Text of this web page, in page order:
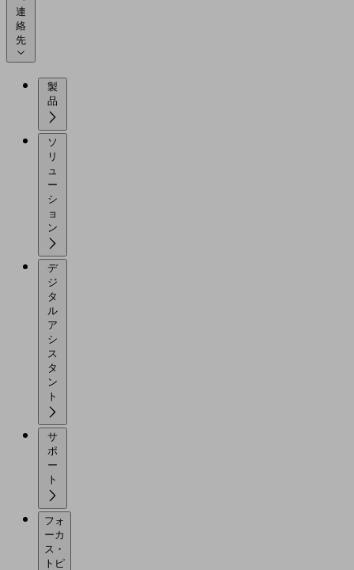
連
絡
先
製
ソ
リ
ュ
ー
シ
ョ
デ
ジ
タ
ル
ア
シ
ス
タ
ン
サ
ポ
ー
フォ
ーカ
ス・
トピ